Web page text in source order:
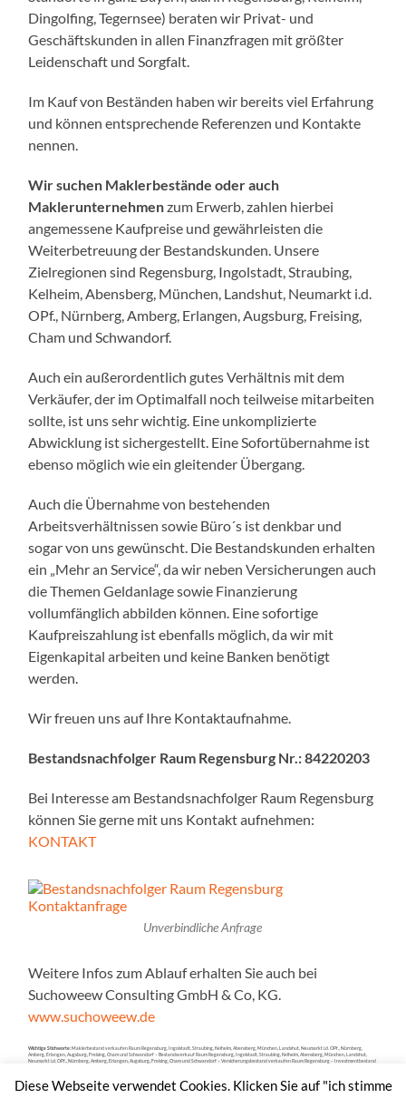
Dingolfing, Tegernsee) beraten wir Privat- und
Geschäftskunden in allen Finanzfragen mit größter
Leidenschaft und Sorgfalt.
Im Kauf von Beständen haben wir bereits viel Erfahrung
und können entsprechende Referenzen und Kontakte
nennen.
Wir suchen Maklerbestände oder auch
Maklerunternehmenzum Erwerb, zahlen hierbei
angemessene Kaufpreise und gewährleisten die
Weiterbetreuung der Bestandskunden. Unsere
Zielregionen sind Regensburg, Ingolstadt, Straubing,
Kelheim, Abensberg, München, Landshut, Neumarkt i.d.
OPf., Nürnberg, Amberg, Erlangen, Augsburg, Freising,
Cham und Schwandorf.
Auch ein außerordentlich gutes Verhältnis mit dem
Verkäufer, der im Optimalfall noch teilweise mitarbeiten
sollte, ist uns sehr wichtig. Eine unkomplizierte
Abwicklung ist sichergestellt. Eine Sofortübernahme ist
ebenso möglich wie ein gleitender Übergang.
Auch die Übernahme von bestehenden
Arbeitsverhältnissen sowie Büro´s ist denkbar und
sogar von uns gewünscht. Die Bestandskunden erhalten
ein „Mehr an Service“, da wir neben Versicherungen auch
die Themen Geldanlage sowie Finanzierung
vollumfänglich abbilden können. Eine sofortige
Kaufpreiszahlung ist ebenfalls möglich, da wir mit
Eigenkapital arbeiten und keine Banken benötigt
werden.
Wir freuen uns auf Ihre Kontaktaufnahme.
Bestandsnachfolger Raum Regensburg Nr.: 84220203
Bei Interesse am Bestandsnachfolger Raum Regensburg
können Sie gerne mit uns Kontakt aufnehmen:
KONTAKT
Unverbindliche Anfrage
Weitere Infos zum Ablauf erhalten Sie auch bei
Suchoweew Consulting GmbH & Co, KG.
www.suchoweew.de
Wichtige Stichworte:Maklerbestand verkaufen Raum Regensburg, Ingolstadt, Straubing, Kelheim, Abensberg, München, Landshut, Neumarkt i.d. OPf., Nürnberg,
Amberg, Erlangen, Augsburg, Freising, Cham und Schwandorf – Bestandsverkauf Raum Regensburg, Ingolstadt, Straubing, Kelheim, Abensberg, München, Landshut,
Neumarkt i.d. OPf., Nürnberg, Amberg, Erlangen, Augsburg, Freising, Cham und Schwandorf – Versicherungsbestand verkaufen Raum Regensburg – Investmentbestand
Diese Webseite verwendet Cookies. Klicken Sie auf "ich stimme